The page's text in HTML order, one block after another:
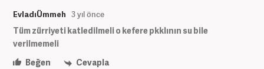
EvladıÜmmeh 3 yıl önce
Tüm zürriyeti katledilmeli o kefere pkklının su bile
verilmemeli
Beğen
Cevapla